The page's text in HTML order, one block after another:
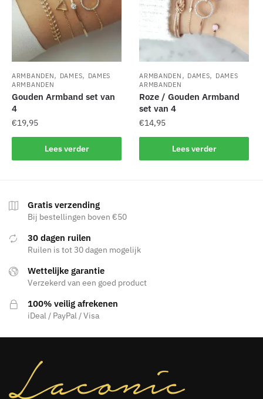
ARMBANDEN, DAMES, DAMES
ARMBANDEN
Gouden Armband set van
4
€19,95
Lees verder
ARMBANDEN , DAMES, DAMES
ARMBANDEN
Roze / Gouden Armband
set van 4
€14,95
Lees verder
Gratis verzending
Bij bestellingen boven €50
30 dagen ruilen
Ruilen is tot 30 dagen mogelijk
Wettelijke garantie
Verzekerd van een goed product
100% veilig afrekenen
iDeal / PayPal / Visa